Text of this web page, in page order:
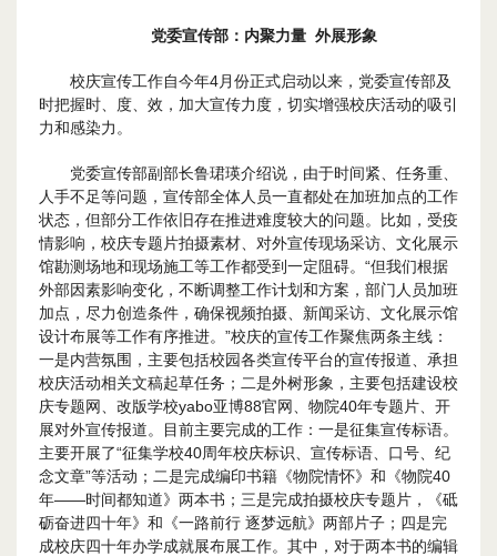
党委宣传部： 内聚力量 外展形象
校庆宣传工作自今年4月份正式启动以来，党委宣传部及
时把握时、度、效，加大宣传力度，切实增强校庆活动的吸引
力和感染力。
党委宣传部副部长鲁珺瑛介绍说，由于时间紧、任务重、
人手不足等问题，宣传部全体人员一直都处在加班加点的工作
状态，但部分工作依旧存在推进难度较大的问题。比如，受疫
情影响，校庆专题片拍摄素材、对外宣传现场采访、文化展示
馆勘测场地和现场施工等工作都受到一定阻碍。“但我们根据
外部因素影响变化，不断调整工作计划和方案，部门人员加班
加点，尽力创造条件，确保视频拍摄、新闻采访、文化展示馆
设计布展等工作有序推进。”校庆的宣传工作聚焦两条主线：
一是内营氛围，主要包括校园各类宣传平台的宣传报道、承担
校庆活动相关文稿起草任务；二是外树形象，主要包括建设校
庆专题网、改版学校yabo亚博88官网、物院40年专题片、开
展对外宣传报道。目前主要完成的工作：一是征集宣传标语。
主要开展了“征集学校40周年校庆标识、宣传标语、口号、纪
念文章”等活动；二是完成编印书籍《物院情怀》和《物院40
年——时间都知道》两本书；三是完成拍摄校庆专题片，《砥
砺奋进四十年》和《一路前行 逐梦远航》两部片子；四是完
成校庆四十年办学成就展布展工作。其中，对于两本书的编辑